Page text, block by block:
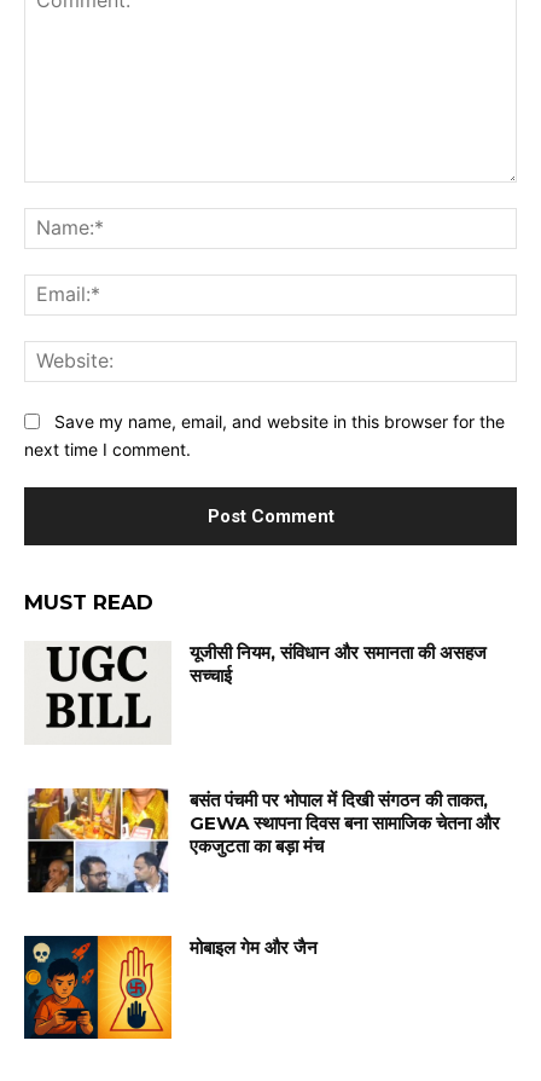
Save my name, email, and website in this browser for the
next time I comment.
MUST READ
यूजीसी नियम, संविधान और समानता की असहज
सच्चाई
बसंत पंचमी पर भोपाल में दिखी संगठन की ताकत,
GEWA स्थापना दिवस बना सामाजिक चेतना और
एकजुटता का बड़ा मंच
मोबाइल गेम और जैन